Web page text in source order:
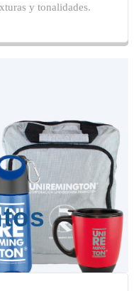
y tonalidades.